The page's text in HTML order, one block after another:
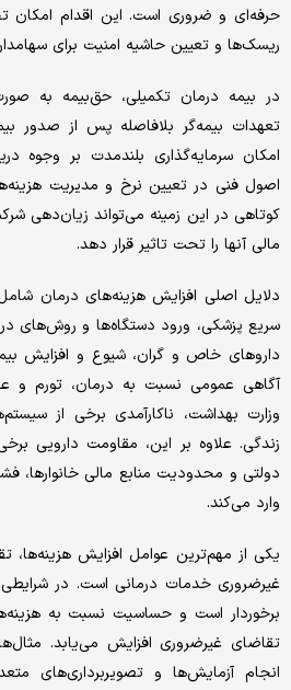
حرفه‌ای و ضروری است. این اقدام امکان
ریسک‌ها و تعیین حاشیه امنیت برای
در بیمه درمان تکمیلی، حق‌بیمه به
تعهدات بیمه‌گر بلافاصله پس از صدور
امکان سرمایه‌گذاری بلندمدت بر وجوه
اصول فنی در تعیین نرخ و مدیریت
کوتاهی در این زمینه می‌تواند زیان‌دهی
مالی آنها را تحت تاثیر قرار دهد.
دلایل اصلی افزایش هزینه‌های درمان
سریع پزشکی، ورود دستگاه‌ها و روش‌های
داروهای خاص و گران، شیوع و افزایش
آگاهی عمومی نسبت به درمان، تورم و
وزارت بهداشت، ناکارآمدی برخی از
زندگی. علاوه بر این، مقاومت دارویی
دولتی و محدودیت منابع مالی خانوارها،
وارد می‌کند.
یکی از مهم‌ترین عوامل افزایش هزینه‌ها،
غیرضروری خدمات درمانی است. در
برخوردار است و حساسیت نسبت به
تقاضای غیرضروری افزایش می‌یابد.
انجام آزمایش‌ها و تصویربرداری‌های